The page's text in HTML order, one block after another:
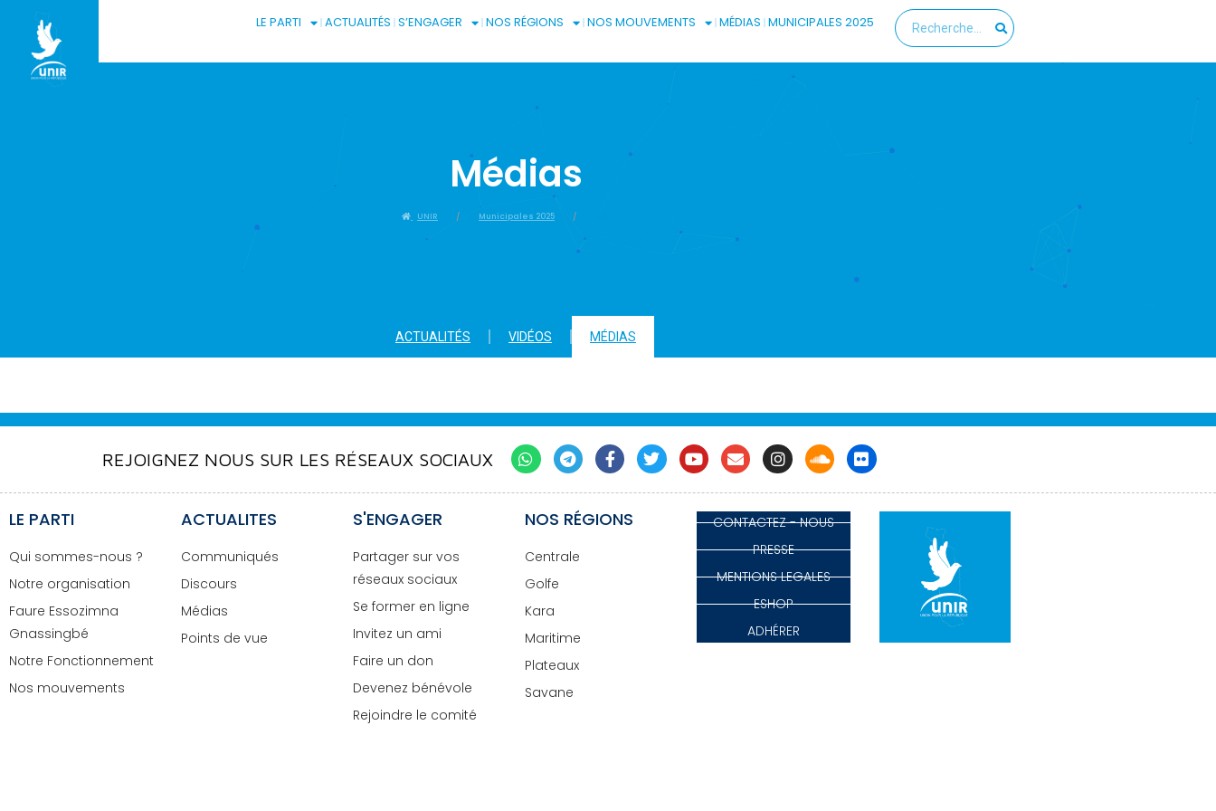
LE PARTI ACTUALITÉS S’ENGAGER NOS RÉGIONS NOS MOUVEMENTS MÉDIAS MUNICIPALES 2025
Médias
UNIR Municipales 2025
ACTUALITÉS VIDÉOS MÉDIAS
REJOIGNEZ NOUS SUR LES RÉSEAUX SOCIAUX
LE PARTI
Qui sommes-nous ?
Notre organisation
Faure Essozimna
Gnassingbé
Notre Fonctionnement
Nos mouvements
ACTUALITES
Communiqués
Discours
Médias
Points de vue
S'ENGAGER
Partager sur vos
réseaux sociaux
Se former en ligne
Invitez un ami
Faire un don
Devenez bénévole
Rejoindre le comité
NOS RÉGIONS
Centrale
Golfe
Kara
Maritime
Plateaux
Savane
CONTACTEZ - NOUS
PRESSE
MENTIONS LEGALES
ESHOP
ADHÉRER